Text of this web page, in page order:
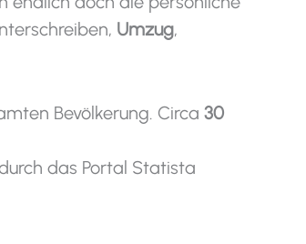
Umzug,
Bevölkerung. Circa 30
das Portal Statista